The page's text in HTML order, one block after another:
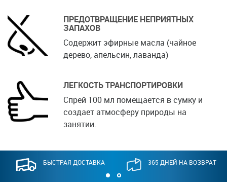
ПРЕДОТВРАЩЕНИЕ НЕПРИЯТНЫХ
ЗАПАХОВ
Содержит эфирные масла (чайное
дерево, апельсин, лаванда)
ЛЕГКОСТЬ ТРАНСПОРТИРОВКИ
Спрей 100 мл помещается в сумку и
создает атмосферу природы на
занятии.
БЫСТРАЯ ДОСТАВКА 365 ДНЕЙ НА ВОЗВРАТ